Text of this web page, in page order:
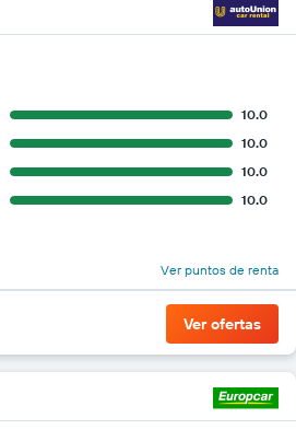
10.0
10.0
10.0
10.0
Ver puntos de renta
Ver ofertas